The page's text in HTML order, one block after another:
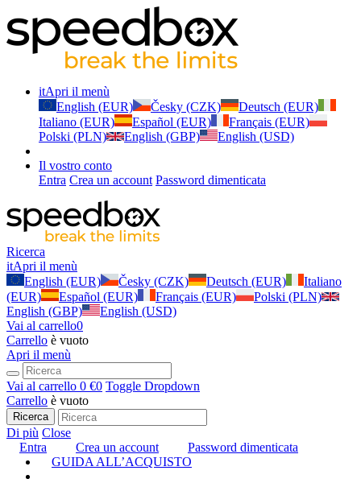
itApri il menù
English (EUR)
Česky (CZK)
Deutsch (EUR)
Italiano (EUR)
Español (EUR)
Français (EUR)
Polski (PLN)
English (GBP) English (USD)
Il vostro conto
Entra Crea un account Password dimenticata
Ricerca
itApri il menù
English (EUR)
Česky (CZK) Deutsch (EUR)
Italiano
(EUR)
Español (EUR) Français (EUR)
Polski (PLN)
English (GBP)
English (USD)
Vai al carrello0
Carrello è vuoto
Apri il menù
Vai al carrello 0 €0 Toggle Dropdown
Carrello è vuoto
Ricerca
Di più Close
Entra
Crea un account
Password dimenticata
GUIDA ALL’ACQUISTO